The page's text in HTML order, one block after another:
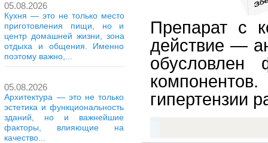
05.08.2026
Кухня — это не только место
приготовления пищи, но и
центр домашней жизни, зона
отдыха и общения. Именно
поэтому важно,...
05.08.2026
Архитектура — это не только
эстетика и функциональность
зданий, но и важнейшие
факторы, влияющие на
качество...
Препарат с
действие —
обусловлен
гипертензии